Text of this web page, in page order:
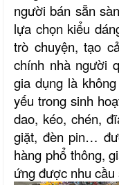
người bán sẵn
lựa chọn kiểu
trò chuyện, tạo
chính nhà người
gia dụng là
yếu trong sinh
dao, kéo, chén,
giặt, đèn pin…
hàng phổ thông,
ứng được nhu